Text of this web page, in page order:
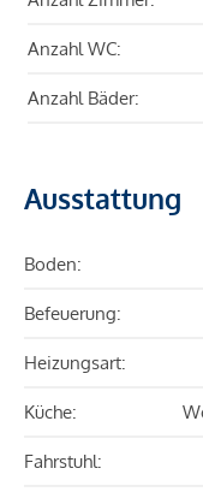
Anzahl WC:
Anzahl Bäder:
Ausstattung
Boden:
Befeuerung:
Heizungsart:
Küche:
Fahrstuhl: